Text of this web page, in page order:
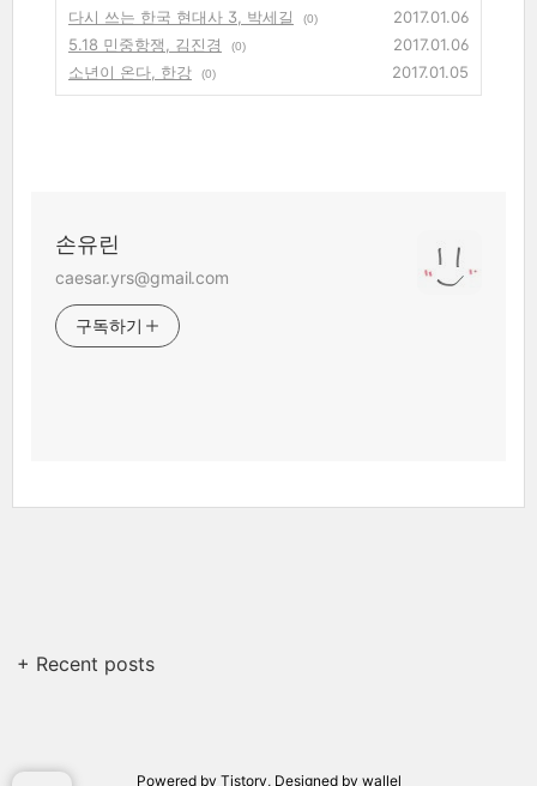
다시 쓰는 한국 현대사 3, 박세길
(0)
2017.01.06
5.18 민중항쟁, 김진경
(0)
2017.01.06
소년이 온다, 한강
(0) 2017.01.05
손유린
caesar.yrs@gmail.com
구독하기
+ Recent posts
Powered by Tistory, Designed by wallel